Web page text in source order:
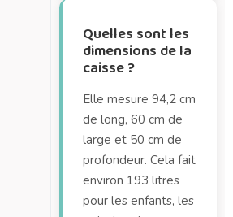
Quelles sont les
dimensions de la
caisse ?
Elle mesure 94,2 cm
de long, 60 cm de
large et 50 cm de
profondeur. Cela fait
environ 193 litres
pour les enfants, les